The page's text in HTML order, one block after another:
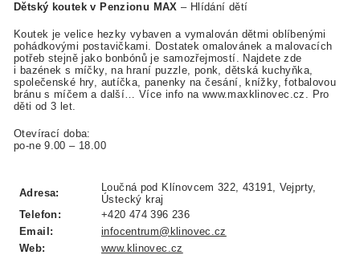
Dětský koutek v Penzionu MAX – Hlídání dětí
Koutek je velice hezky vybaven a vymalován dětmi oblíbenými
pohádkovými postavičkami. Dostatek omalovánek a malovacích
potřeb stejně jako bonbónů je samozřejmostí. Najdete zde
i bazének s míčky, na hraní puzzle, ponk, dětská kuchyňka,
společenské hry, autíčka, panenky na česání, knížky, fotbalovou
bránu s míčem a další… Více info na www.maxklinovec.cz. Pro
děti od 3 let.
Otevírací doba:
po-ne 9.00 – 18.00
Adresa:
Loučná pod Klínovcem 322, 43191, Vejprty,
Ústecký kraj
Telefon:
+420 474 396 236
Email:
infocentrum@klinovec.cz
Web:
www.klinovec.cz